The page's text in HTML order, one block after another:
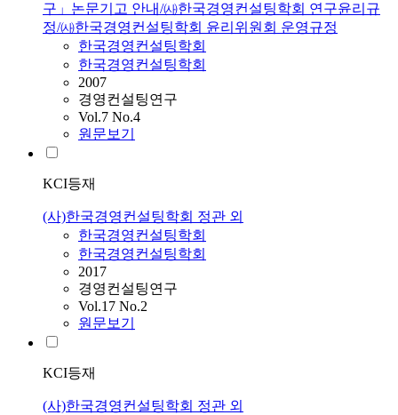
구」논문기고 안내/㈔한국경영컨설팅학회 연구윤리규
정/㈔한국경영컨설팅학회 윤리위원회 운영규정
한국경영컨설팅학회
한국경영컨설팅학회
2007
경영컨설팅연구
Vol.7 No.4
원문보기
KCI등재
(사)한국경영컨설팅학회 정관 외
한국경영컨설팅학회
한국경영컨설팅학회
2017
경영컨설팅연구
Vol.17 No.2
원문보기
KCI등재
(사)한국경영컨설팅학회 정관 외